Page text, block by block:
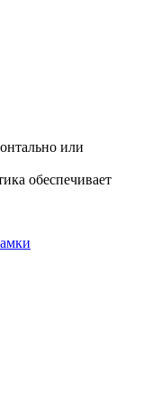
или
обеспечивает